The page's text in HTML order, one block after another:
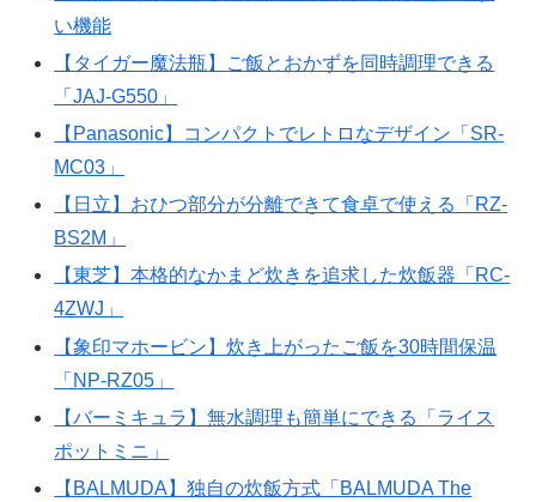
い機能
【タイガー魔法瓶】ご飯とおかずを同時調理できる
「JAJ-G550」
【Panasonic】コンパクトでレトロなデザイン「SR-
MC03」
【日立】おひつ部分が分離できて食卓で使える「RZ-
BS2M」
【東芝】本格的なかまど炊きを追求した炊飯器「RC-
4ZWJ」
【象印マホービン】炊き上がったご飯を30時間保温
「NP-RZ05」
【バーミキュラ】無水調理も簡単にできる「ライス
ポットミニ」
【BALMUDA】独自の炊飯方式「BALMUDA The